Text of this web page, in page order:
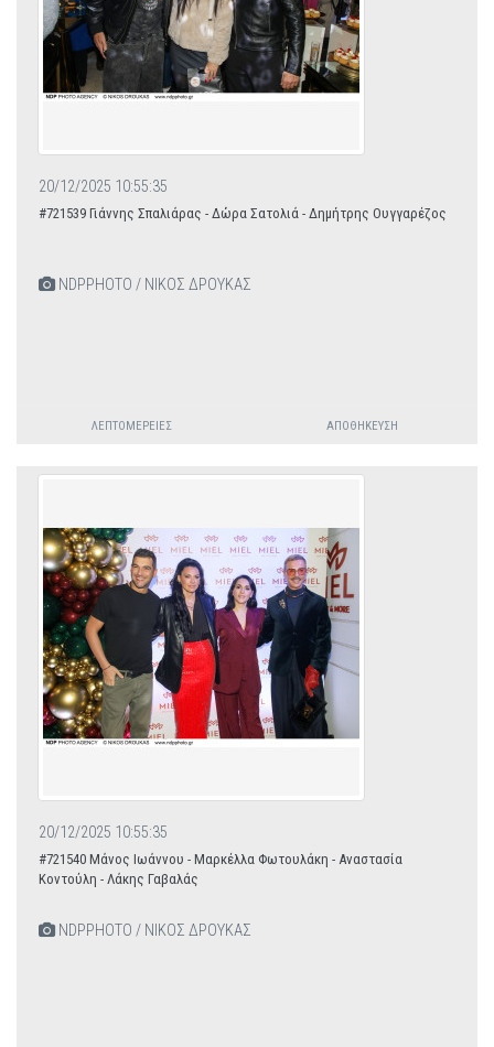
20/12/2025 10:55:35
#721539 Γιάννης Σπαλιάρας - Δώρα Σατολιά - Δημήτρης Ουγγαρέζος
NDPPHOTO / ΝΙΚΟΣ ΔΡΟΥΚΑΣ
ΛΕΠΤΟΜΈΡΕΙΕΣ ΑΠΟΘΉΚΕΥΣΗ
20/12/2025 10:55:35
#721540 Μάνος Ιωάννου - Μαρκέλλα Φωτουλάκη - Αναστασία
Κοντούλη - Λάκης Γαβαλάς
NDPPHOTO / ΝΙΚΟΣ ΔΡΟΥΚΑΣ